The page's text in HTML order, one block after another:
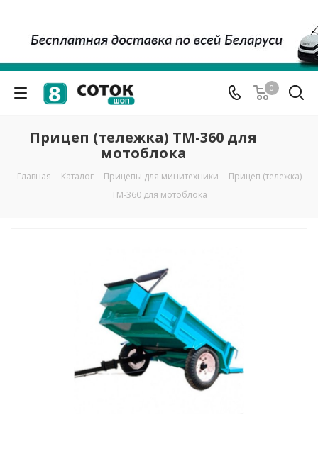
0
Прицеп (тележка) ТМ-360 для
мотоблока
Главная - Каталог - Прицепы для минитехники - Прицеп (тележка)
ТМ-360 для мотоблока